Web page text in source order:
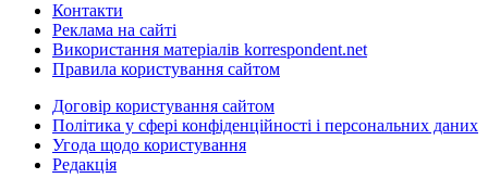
Контакти
Реклама на сайті
Використання матеріалів korrespondent.net
Правила користування сайтом
Договір користування сайтом
Політика у сфері конфіденційності і персональних даних
Угода щодо користування
Редакція